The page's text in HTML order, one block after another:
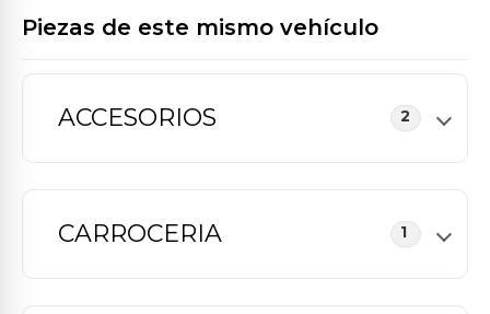
Piezas de este mismo vehículo
ACCESORIOS 2
CARROCERIA 1